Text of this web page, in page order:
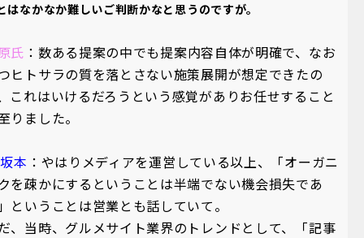
はなかなか難しいご判断かなと思うのですが。
氏 ：数ある提案の中でも提案内容自体が明確で、なお
ヒトサラの質を落とさない施策展開が想定できたの
これはいけるだろうという感覚がありお任せすること
りました。
本 ：やはりメディアを運営している以上、「オーガニ
を疎かにするということは半端でない機会損失であ
ということは営業とも話していて。
、当時、グルメサイト業界のトレンドとして、「記事